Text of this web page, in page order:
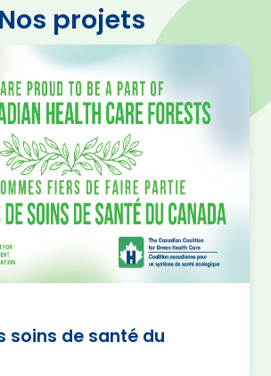
Nos projets
soins de santé du